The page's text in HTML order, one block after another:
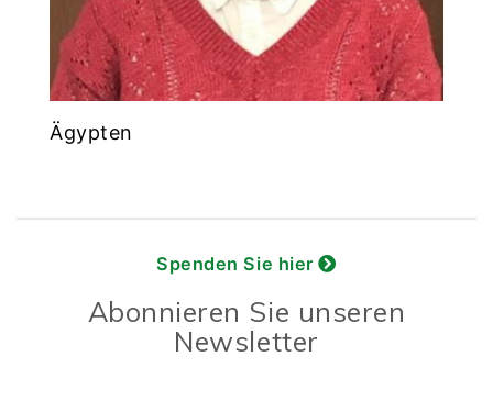
Ägypten
Spenden Sie hier
Abonnieren Sie unseren
Newsletter